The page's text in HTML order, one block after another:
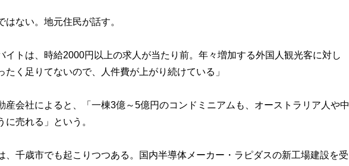
ない。地元住民が話す。
イトは、時給2000円以上の求人が当たり前。年々増加する外国人観光客に対し
たく足りてないので、人件費が上がり続けている」
産会社によると、「一棟3億～5億円のコンドミニアムも、オーストラリア人や中
に売れる」という。
、千歳市でも起こりつつある。国内半導体メーカー・ラピダスの新工場建設を受